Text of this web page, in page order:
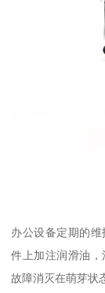
办公设备定期的
件上加注润滑油
故障消灭在萌芽状